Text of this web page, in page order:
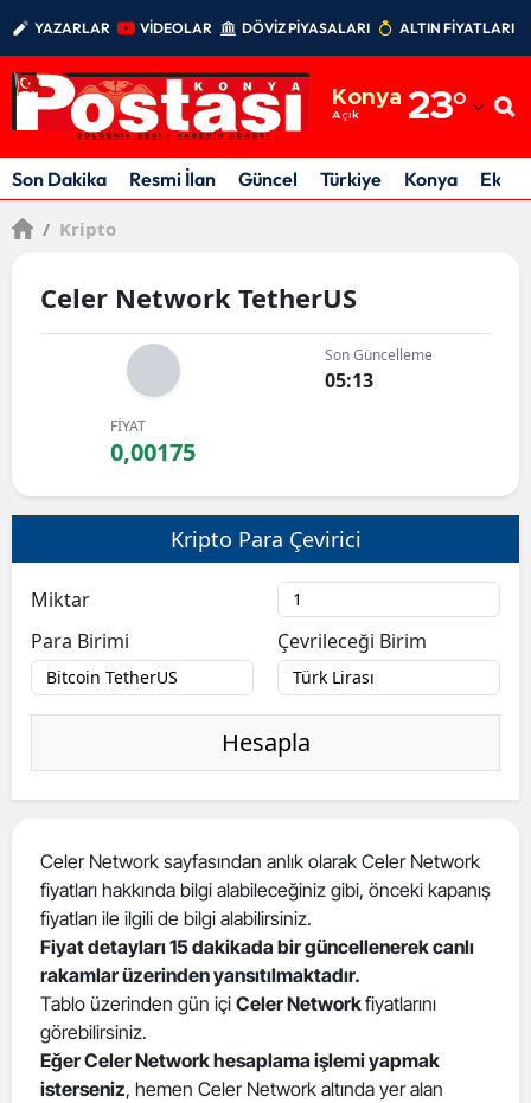
YAZARLAR VİDEOLAR DÖVİZ PİYASALARI ALTIN FİYATLARI
Konya
Açık 23°
Adıyaman
Afyonkarahisar
Antalya
Bitlis
Bolu
Bursa
Çankırı
Çorum
Denizli
Edirne
Son Dakika Resmi İlan Güncel Türkiye Konya
/ Kripto
Celer Network TetherUS
Son Güncelleme
05:13
FİYAT
0,00175
Kripto Para Çevirici
Miktar
Para Birimi
Çevrileceği Birim
Hesapla
Celer Network sayfasından anlık olarak Celer Network
fiyatları hakkında bilgi alabileceğiniz gibi, önceki kapanış
fiyatları ile ilgili de bilgi alabilirsiniz.
Fiyat detayları 15 dakikada bir güncellenerek canlı
rakamlar üzerinden yansıtılmaktadır.
Tablo üzerinden gün içi Celer Networkfiyatlarını
görebilirsiniz.
Eğer Celer Network hesaplama işlemi yapmak
isterseniz, hemen Celer Network altında yer alan